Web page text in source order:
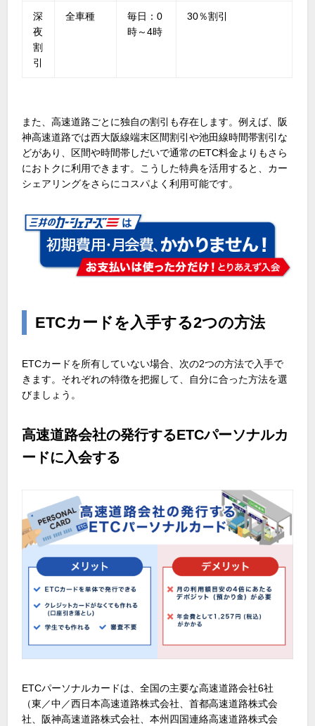
深
夜
割
引
全車種
毎日：0
時～4時
30％割引
また、高速道路ごとに独自の割引も存在します。例えば、阪
神高速道路では西大阪線端末区間割引や池田線時間帯割引な
どがあり、区間や時間帯しだいで通常のETC料金よりもさら
におトクに利用できます。こうした特典を活用すると、カー
シェアリングをさらにコスパよく利用可能です。
ETCカードを入手する2つの方法
ETCカードを所有していない場合、次の2つの方法で入手で
きます。それぞれの特徴を把握して、自分に合った方法を選
びましょう。
高速道路会社の発行するETCパーソナルカ
ードに入会する
ETCパーソナルカードは、全国の主要な高速道路会社6社
（東／中／西日本高速道路株式会社、首都高速道路株式会
社、阪神高速道路株式会社、本州四国連絡高速道路株式会